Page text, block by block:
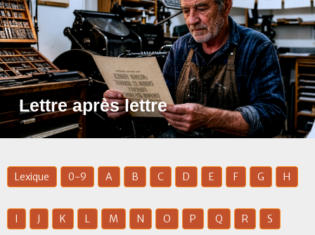
Lettre après lettre
Lexique 0-9 A B C D E F G H
I J K L M N O P Q R S